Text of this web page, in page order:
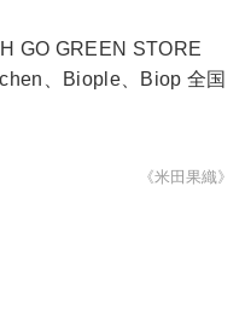
GO GREEN STORE
、Biople、Biop 全国
《米田果織》